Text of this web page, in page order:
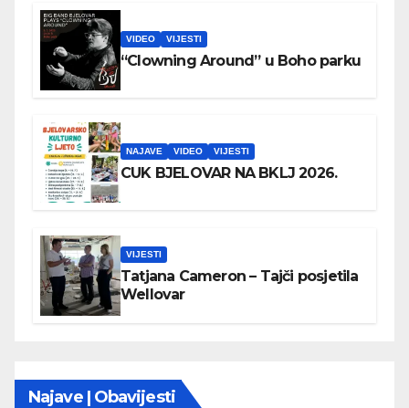
VIDEO VIJESTI
“Clowning Around” u Boho parku
NAJAVE VIDEO VIJESTI
CUK BJELOVAR NA BKLJ 2026.
VIJESTI
Tatjana Cameron – Tajči posjetila
Wellovar
Najave | Obavijesti